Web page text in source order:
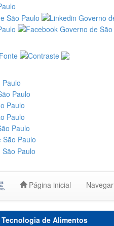
Página inicial Navegar
de Alimentos